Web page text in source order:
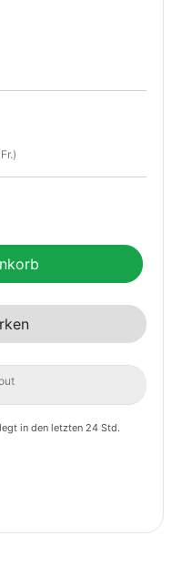
in den letzten 24 Std.